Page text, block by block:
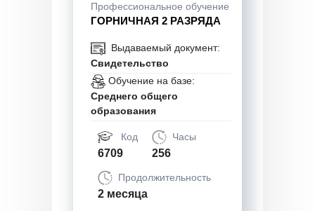
Профессиональное обучение
ГОРНИЧНАЯ 2 РАЗРЯДА
Выдаваемый документ:
Свидетельство
Обучение на базе:
Среднего общего
образования
Код
6709
Часы
256
Продолжительность
2 месяца